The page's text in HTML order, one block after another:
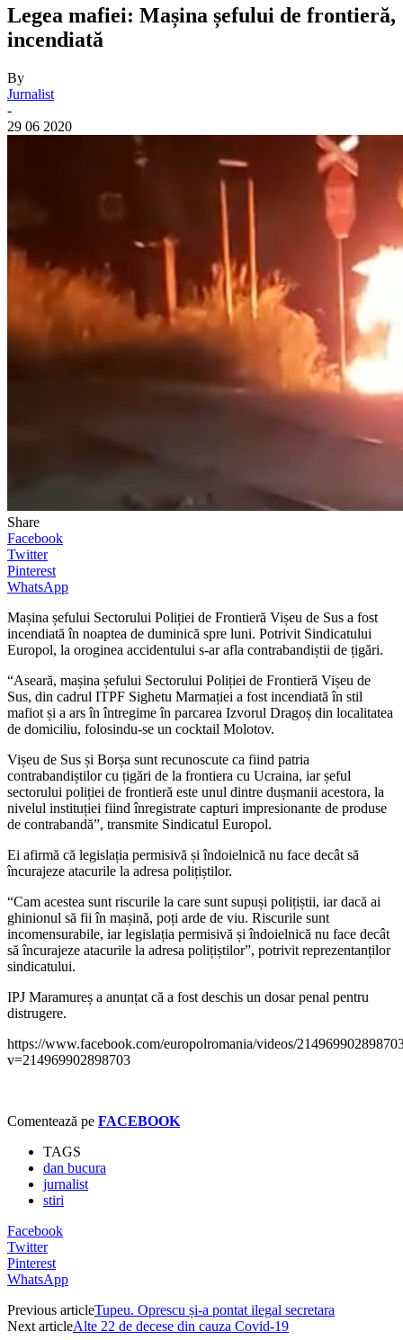
Legea mafiei: Mașina șefului de frontieră,
incendiată
By
Jurnalist
-
29 06 2020
Share
Facebook
Twitter
Pinterest
WhatsApp
Mașina șefului Sectorului Poliției de Frontieră Vișeu de Sus a fost
incendiată în noaptea de duminică spre luni. Potrivit Sindicatului
Europol, la oroginea accidentului s-ar afla contrabandiștii de țigări.
“Aseară, mașina șefului Sectorului Poliției de Frontieră Vișeu de
Sus, din cadrul ITPF Sighetu Marmației a fost incendiată în stil
mafiot și a ars în întregime în parcarea Izvorul Dragoș din localitatea
de domiciliu, folosindu-se un cocktail Molotov.
Vișeu de Sus și Borșa sunt recunoscute ca fiind patria
contrabandiștilor cu țigări de la frontiera cu Ucraina, iar șeful
sectorului poliției de frontieră este unul dintre dușmanii acestora, la
nivelul instituției fiind înregistrate capturi impresionante de produse
de contrabandă”, transmite Sindicatul Europol.
Ei afirmă că legislația permisivă și îndoielnică nu face decât să
încurajeze atacurile la adresa polițiștilor.
“Cam acestea sunt riscurile la care sunt supuși polițiștii, iar dacă ai
ghinionul să fii în mașină, poți arde de viu. Riscurile sunt
incomensurabile, iar legislația permisivă și îndoielnică nu face decât
să încurajeze atacurile la adresa polițiștilor”, potrivit reprezentanților
sindicatului.
IPJ Maramureș a anunțat că a fost deschis un dosar penal pentru
distrugere.
https://www.facebook.com/europolromania/videos/
v=214969902898703
Comentează pe FACEBOOK
TAGS
dan bucura
jurnalist
stiri
Facebook
Twitter
Pinterest
WhatsApp
Previous articleTupeu. Oprescu și-a pontat ilegal secretara
Next articleAlte 22 de decese din cauza Covid-19